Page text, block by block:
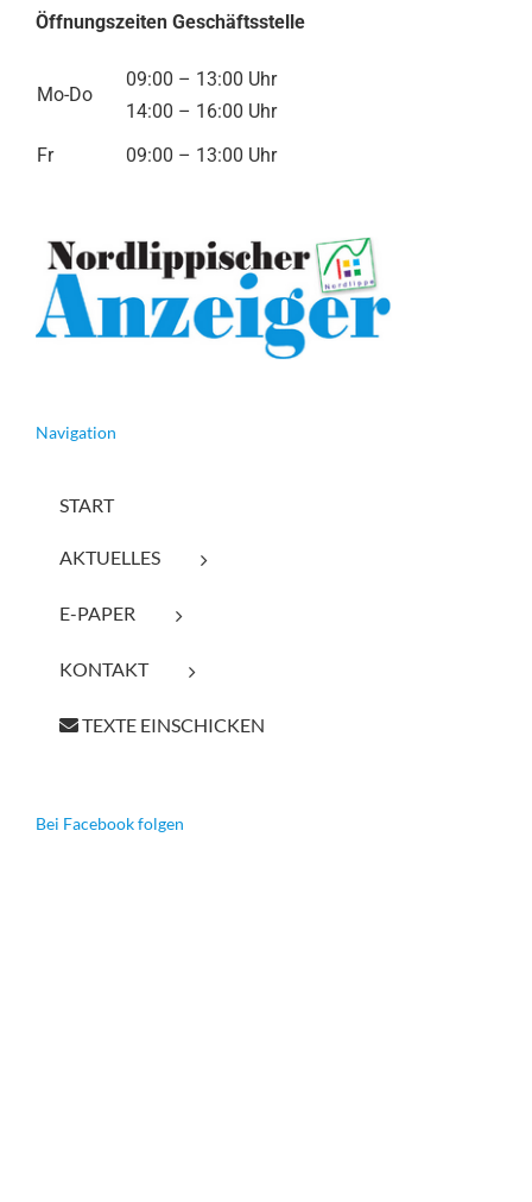
Öffnungszeiten Geschäftsstelle
Mo-Do
09:00 – 13:00 Uhr
14:00 – 16:00 Uhr
Fr
09:00 – 13:00 Uhr
Navigation
START
AKTUELLES
E-PAPER
KONTAKT
TEXTE EINSCHICKEN
Bei Facebook folgen